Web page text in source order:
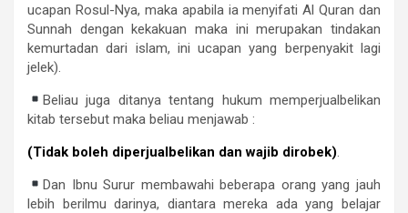
ucapan Rosul-Nya, maka apabila ia menyifati Al Quran dan
Sunnah dengan kekakuan maka ini merupakan tindakan
kemurtadan dari islam, ini ucapan yang berpenyakit lagi
jelek).
Beliau juga ditanya tentang hukum memperjualbelikan
kitab tersebut maka beliau menjawab :
(Tidak boleh diperjualbelikan dan wajib dirobek).
Dan Ibnu Surur membawahi beberapa orang yang jauh
lebih berilmu darinya, diantara mereka ada yang belajar